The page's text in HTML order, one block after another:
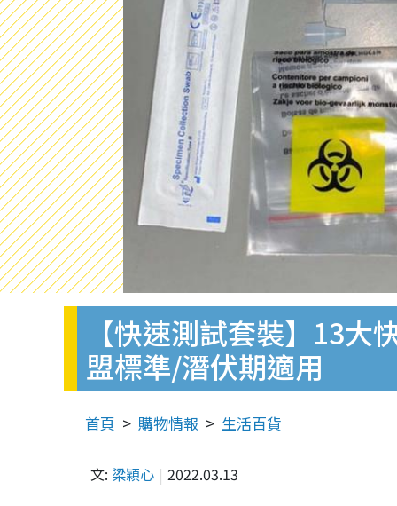
【快速測試套裝】13
盟標準/潛伏期適用
首頁 購物情報 生活百貨
文: 梁穎心 2022.03.13